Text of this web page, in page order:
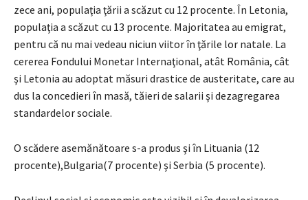
zece ani, populaţia ţării a scăzut cu 12 procente. În Letonia,
populaţia a scăzut cu 13 procente. Majoritatea au emigrat,
pentru că nu mai vedeau niciun viitor în ţările lor natale. La
cererea Fondului Monetar Internaţional, atât România, cât
şi Letonia au adoptat măsuri drastice de austeritate, care au
dus la concedieri în masă, tăieri de salarii şi dezagregarea
standardelor sociale.
O scădere asemănătoare s-a produs şi în Lituania (12
procente),Bulgaria(7 procente) şi Serbia (5 procente).